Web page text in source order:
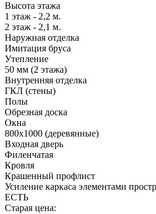
Высота этажа
1 этаж - 2,2 м.
2 этаж - 2,1 м.
Наружная отделка
Имитация бруса
Утепление
50 мм (2 этажа)
Внутренняя отделка
ГКЛ (стены)
Полы
Обрезная доска
Окна
800х1000 (деревянные)
Входная дверь
Филенчатая
Кровля
Крашенный профлист
Усиление каркаса элементами
ЕСТЬ
Старая цена: